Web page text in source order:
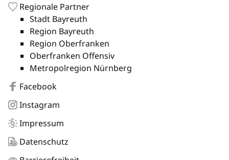
Regionale Partner
Stadt Bayreuth
Region Bayreuth
Region Oberfranken
Oberfranken Offensiv
Metropolregion Nürnberg
Facebook
Instagram
Impressum
Datenschutz